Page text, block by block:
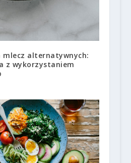
mlecz alternatywnych:
z wykorzystaniem